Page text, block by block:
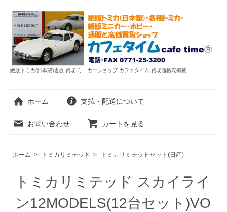
絶版トミカ(日本製)通販 買取 ミニカーショップ カフェタイム 買取価格表掲載
ホーム 支払・配送について
お問い合わせ カートを見る
ホーム > トミカリミテッド > トミカリミテッドセット(日産)
トミカリミテッド スカイライ
ン12MODELS(12台セット)VO